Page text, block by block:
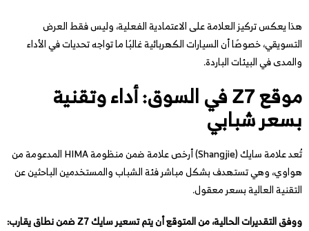
هذا يعكس تركيز العلامة على الاعتمادية الفعلية، وليس فقط العرض
التسويقي، خصوصًا أن السيارات الكهربائية غالبًا ما تواجه تحديات في الأداء
والمدى في البيئات الباردة.
موقع Z7 في السوق: أداء وتقنية
بسعر شبابي
تُعد علامة سايك (Shangjie) أرخص علامة ضمن منظومة HIMA المدعومة من
هواوي، وهي تستهدف بشكل مباشر فئة الشباب والمستخدمين الباحثين عن
التقنية العالية بسعر معقول.
ووفق التقديرات الحالية، من المتوقع أن يتم تسعير سايك Z7 ضمن نطاق يقارب: